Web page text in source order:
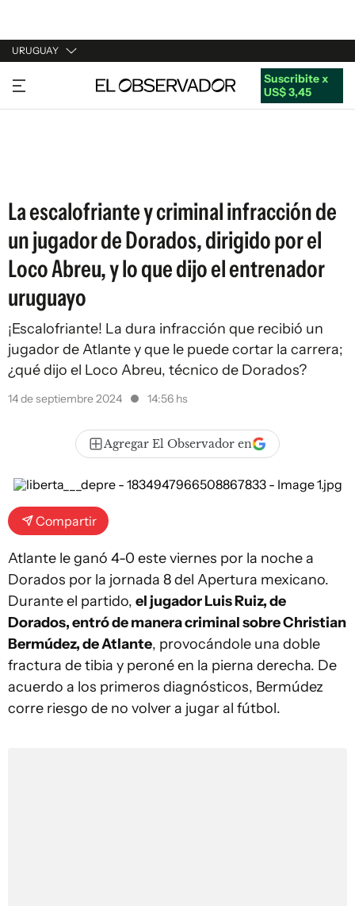
URUGUAY
URUGUAY
ARGENTINA
Suscribite x
US$ 3,45
La escalofriante y criminal infracción de
un jugador de Dorados, dirigido por el
Loco Abreu, y lo que dijo el entrenador
uruguayo
¡Escalofriante! La dura infracción que recibió un
jugador de Atlante y que le puede cortar la carrera;
¿qué dijo el Loco Abreu, técnico de Dorados?
14 de septiembre 2024 14:56 hs
Agregar El Observador en
Compartir
Atlante le ganó 4-0 este viernes por la noche a
Dorados por la jornada 8 del Apertura mexicano.
Durante el partido, el jugador Luis Ruiz, de
Dorados, entró de manera criminal sobre Christian
Bermúdez, de Atlante, provocándole una doble
fractura de tibia y peroné en la pierna derecha. De
acuerdo a los primeros diagnósticos, Bermúdez
corre riesgo de no volver a jugar al fútbol.